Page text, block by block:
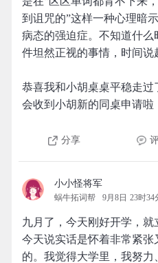
到诅咒的”这样一种心理暗
病态的强迫症。不知道什
件坦然正视的事情，时间说
恭喜我和小胡桌桌平稳走
会收到小胡新的同桌申请啦
分享
小小怪将军
蜗牛拓词帮 9月8日 23时34
九月了，今天刚好开学，就
今天说实话是怀着非常紧
的。我觉得大学里，我努